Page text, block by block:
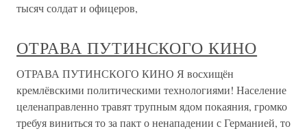
тысяч солдат и офицеров,
ОТРАВА ПУТИНСКОГО КИНО
ОТРАВА ПУТИНСКОГО КИНО Я восхищён
кремлёвскими политическими технологиями! Население
целенаправленно травят трупным ядом покаяния, громко
требуя виниться то за пакт о ненападении с Германией, то